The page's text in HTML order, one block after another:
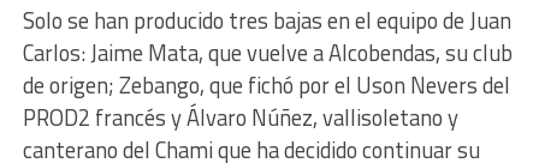
Solo se han producido tres bajas en el equipo de Juan
Carlos: Jaime Mata, que vuelve a Alcobendas, su club
de origen; Zebango, que fichó por el Uson Nevers del
PROD2 francés y Álvaro Núñez, vallisoletano y
canterano del Chami que ha decidido continuar su